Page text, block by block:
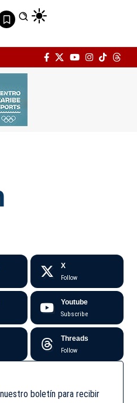
X
Follow
Youtube
Subscribe
Threads
Follow
boletín para recibir